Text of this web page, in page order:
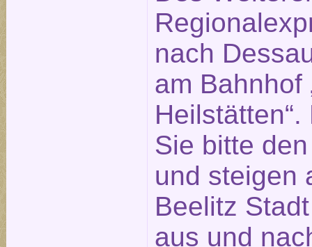
nach
am Bahnhof
Sie bitte
und steigen
Beelitz
aus und